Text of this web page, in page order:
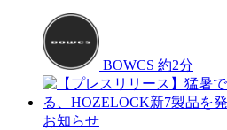
BOWCS 約2分
お知らせ